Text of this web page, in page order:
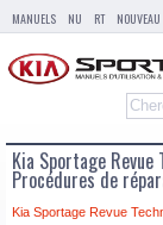
MANUELS NU RT NOUVEAU
Kia Sportage
Procédures de
Kia Sportage Revue